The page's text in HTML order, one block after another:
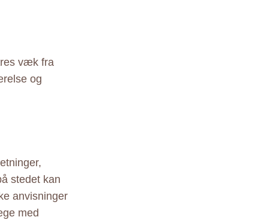
væk fra
og
stedet kan
anvisninger
med